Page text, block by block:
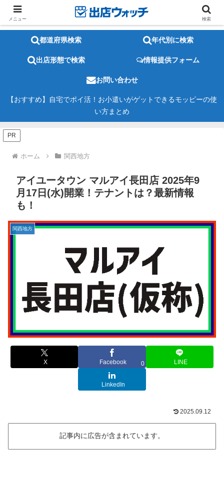
都道府県検索 年代別に検索
出店形態で検索 情報提供フォーム
お問い合わせ
【おすすめ】自宅でポイ活！お小遣いがゲットできるモッピーの使
い方まとめ
PR
ホーム 関西地方
アイユータウン マルアイ長田店 2025年9
月17日(水)開業！テナントは？最新情報
も！
関西地方
X Facebook 0 LINE
LinkedIn
2025.09.12
記事内に広告が含まれています。
メニュー 検索